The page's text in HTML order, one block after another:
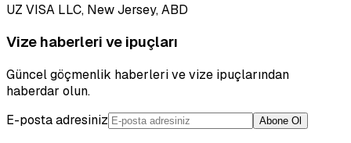
UZ VISA LLC, New Jersey, ABD
Vize haberleri ve ipuçları
Güncel göçmenlik haberleri ve vize ipuçlarından
haberdar olun.
E-posta adresiniz
Abone Ol